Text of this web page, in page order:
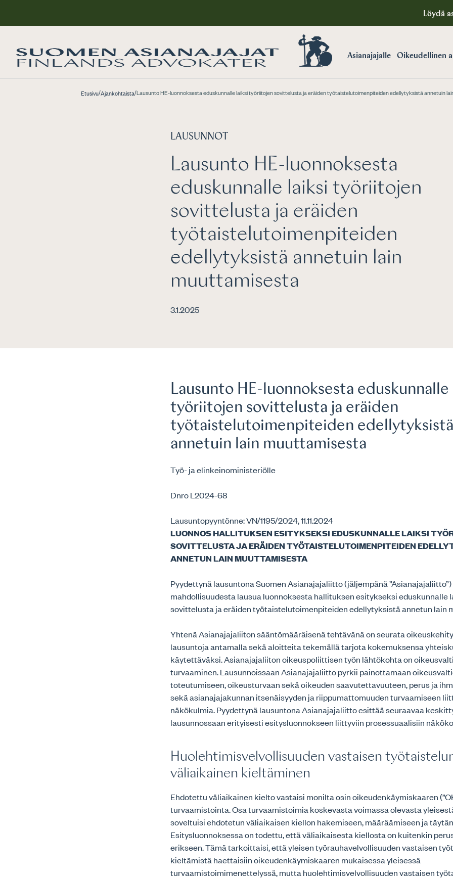
Löydä
Asianajajalle Oikeudellinen
Etusivu/Ajankohtaista/Lausunto HE-luonnoksesta eduskunnalle laiksi työriitojen sovittelusta ja eräiden työtaistelutoimenpiteiden edellytyksistä annetuin
LAUSUNNOT
Lausunto HE-luonnoksesta
eduskunnalle laiksi työriitojen
sovittelusta ja eräiden
työtaistelutoimenpiteiden
edellytyksistä annetuin lain
muuttamisesta
3.1.2025
Lausunto HE-luonnoksesta eduskunnalle
työriitojen sovittelusta ja eräiden
työtaistelutoimenpiteiden edellytyksistä
annetuin lain muuttamisesta
Työ- ja elinkeinoministeriölle
Dnro L2024-68
Lausuntopyyntönne: VN/1195/2024, 11.11.2024
LUONNOS HALLITUKSEN ESITYKSEKSI EDUSKUNNALLE LAIKSI
SOVITTELUSTA JA ERÄIDEN TYÖTAISTELUTOIMENPITEIDEN
ANNETUN LAIN MUUTTAMISESTA
Pyydettynä lausuntona Suomen Asianajajaliitto (jäljempänä
mahdollisuudesta lausua luonnoksesta hallituksen esitykseksi eduskunnalle
sovittelusta ja eräiden työtaistelutoimenpiteiden edellytyksistä annetun lain
Yhtenä Asianajajaliiton sääntömääräisenä tehtävänä on seurata
lausuntoja antamalla sekä aloitteita tekemällä tarjota kokemuksensa
käytettäväksi. Asianajajaliiton oikeuspoliittisen työn lähtökohta on
turvaaminen. Lausunnoissaan Asianajajaliitto pyrkii painottamaan
toteutumiseen, oikeusturvaan sekä oikeuden saavutettavuuteen, perus ja
sekä asianajajakunnan itsenäisyyden ja riippumattomuuden turvaamiseen
näkökulmia. Pyydettynä lausuntona Asianajajaliitto esittää seuraavaa
lausunnossaan erityisesti esitysluonnokseen liittyviin prosessuaalisiin
Huolehtimisvelvollisuuden vastaisen
väliaikainen kieltäminen
Ehdotettu väliaikainen kielto vastaisi monilta osin oikeudenkäymiskaaren
turvaamistointa. Osa turvaamistoimia koskevasta voimassa olevasta
soveltuisi ehdotetun väliaikaisen kiellon hakemiseen, määräämiseen ja
Esitysluonnoksessa on todettu, että väliaikaisesta kiellosta on kuitenkin
erikseen. Tämä tarkoittaisi, että yleisen työrauhavelvollisuuden vastaisen
kieltämistä haettaisiin oikeudenkäymiskaaren mukaisessa yleisessä
turvaamistoimimenettelyssä, mutta huolehtimisvelvollisuuden vastaisen